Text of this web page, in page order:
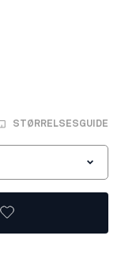
STØRRELSESGUIDE